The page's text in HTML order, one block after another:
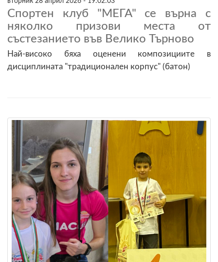
Спортен клуб "МЕГА" се върна с
няколко призови места от
състезанието във Велико Търново
Най-високо бяха оценени композициите в
дисциплината "традиционален корпус" (батон)